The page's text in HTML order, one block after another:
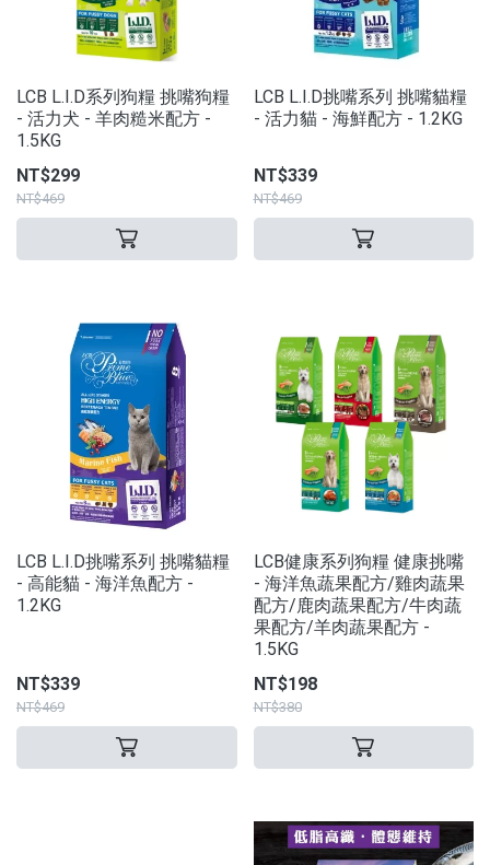
LCB L.I.D系列狗糧 挑嘴狗糧
- 活力犬 - 羊肉糙米配方 -
1.5KG
NT$299
NT$469
LCB L.I.D挑嘴系列 挑嘴貓糧
- 活力貓 - 海鮮配方 - 1.2KG
NT$339
NT$469
LCB L.I.D挑嘴系列 挑嘴貓糧
- 高能貓 - 海洋魚配方 -
1.2KG
NT$339
NT$469
LCB健康系列狗糧 健康挑嘴
- 海洋魚蔬果配方/雞肉蔬果
配方/鹿肉蔬果配方/牛肉蔬
果配方/羊肉蔬果配方 -
1.5KG
NT$198
NT$380